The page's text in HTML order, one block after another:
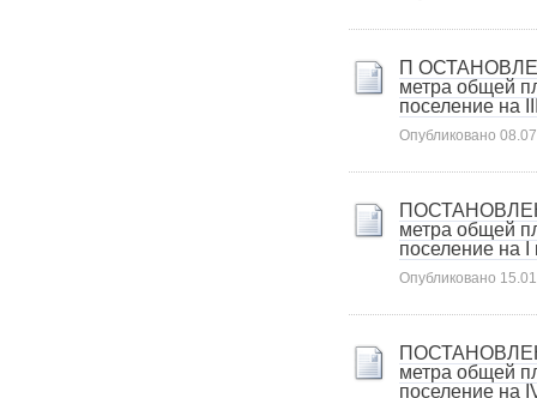
П
метра общей
поселение на
Опубликовано
метра общей
поселение на I
Опубликовано
метра общей
поселение на